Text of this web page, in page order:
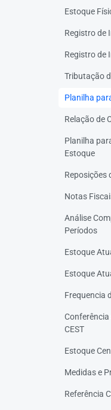
Estoque
Registro de
Registro de
Tributação
Planilha
Relação de
Planilha
Estoque
Reposições
Notas
Análise
Períodos
Estoque
Estoque
Frequencia
Conferência
CEST
Estoque
Medidas e
Referência